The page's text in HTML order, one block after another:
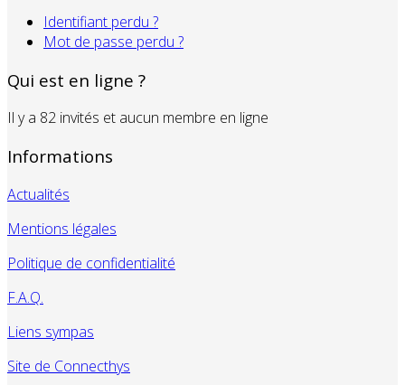
Identifiant perdu ?
Mot de passe perdu ?
Qui est en ligne ?
Il y a 82 invités et aucun membre en ligne
Informations
Actualités
Mentions légales
Politique de confidentialité
F.A.Q.
Liens sympas
Site de Connecthys